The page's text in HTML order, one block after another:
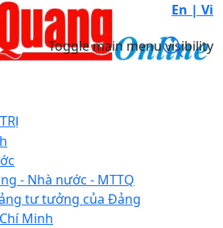
En | Vi
Toggle main menu visibility
- Nhà nước - MTTQ
tư tưởng của Đảng
Minh